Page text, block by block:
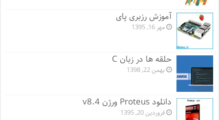
آموزش رزبری پای
مهر 16, 1395
حلقه ها در زبان C
بهمن 22, 1398
دانلود Proteus ورژن v8.4
فروردین 20, 1395